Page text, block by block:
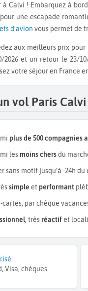
à Calvi ! Embarquez à
une escapade
d’avion vous permet de
aux meilleurs prix
et un retour le 23/
votre séjour en France
vol Paris
plus de 500 compagnies
les moins chersdu
sans motif jusqu’à -24h du
simple et performant
par chèque
, très réactifet
Visa, chèques